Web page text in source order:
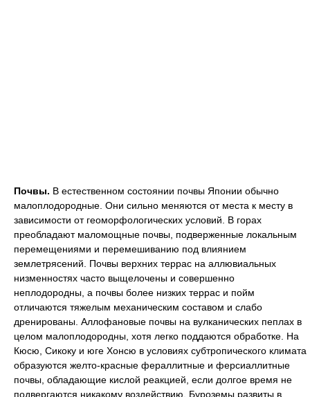
Почвы. В естественном состоянии почвы Японии обычно
малоплодородные. Они сильно меняются от места к месту в
зависимости от геоморфологических условий. В горах
преобладают маломощные почвы, подверженные локальным
перемещениями и перемешиванию под влиянием
землетрясений. Почвы верхних террас на аллювиальных
низменностях часто выщелочены и совершенно
неплодородны, а почвы более низких террас и пойм
отличаются тяжелым механическим составом и слабо
дренированы. Аллофановые почвы на вулканических пеплах в
целом малоплодородны, хотя легко поддаются обработке. На
Кюсю, Сикоку и юге Хонсю в условиях субтропического климата
образуются желто-красные фераллитные и ферсиаллитные
почвы, обладающие кислой реакцией, если долгое время не
подвергаются никакому воздействию. Буроземы развиты в